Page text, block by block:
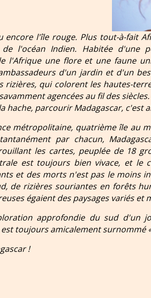
encore l'île rouge. Plus tout-à-fait
l'océan Indien. Habitée d'une
l'Afrique une flore et une faune
d'un jardin et d'un
rizières, qui colorent les hautes-
agencées au fil des
hache, parcourir Madagascar, c'est
métropolitaine, quatrième île au
par chacun,
les cartes, peuplée de 18
est toujours bien vivace, et le
et des morts n'est pas le moins
de rizières souriantes en forêts
égaient des paysages variés et
approfondie du sud d'un
toujours amicalement surnommé
!